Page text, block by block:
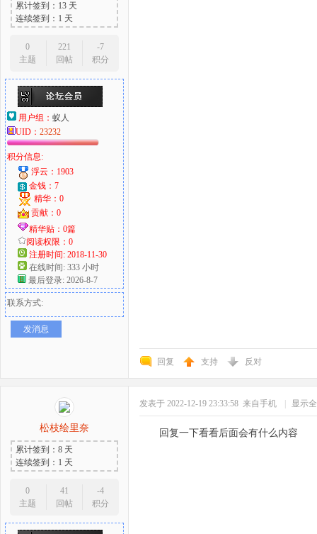
累计签到：13 天
连续签到：1 天
0
主题
221
回帖
-7
积分
用户组： 蚁人
UID： 23232
积分信息:
浮云：1903
金钱：7
精华：0
贡献：0
精华贴：0篇
阅读权限：0
注册时间: 2018-11-30
在线时间: 333 小时
最后登录: 2026-8-7
联系方式:
发消息
回复 支持 反对
松枝绘里奈
累计签到：8 天
连续签到：1 天
0
主题
41
回帖
-4
积分
发表于 2022-12-19 23:33:58 来自手机 显示
回复一下看看后面会有什么内容